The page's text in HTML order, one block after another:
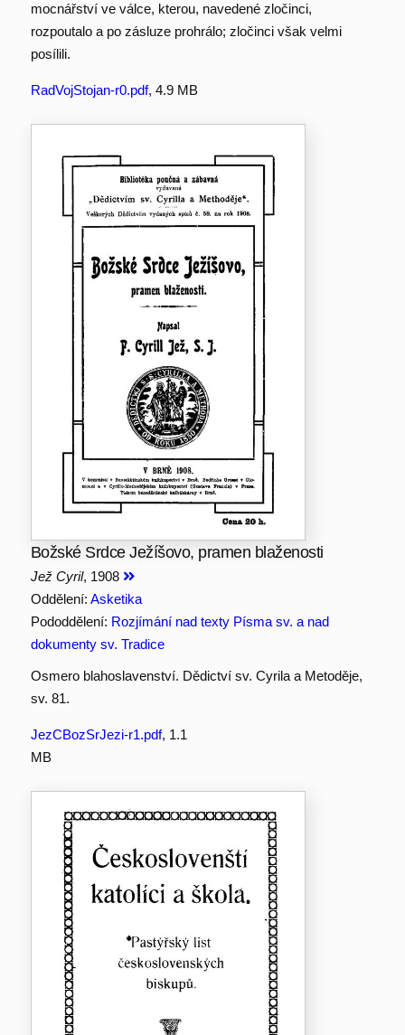
mocnářství ve válce, kterou, navedené zločinci,
rozpoutalo a po zásluze prohrálo; zločinci však velmi
posílili.
RadVojStojan-r0.pdf, 4.9 MB
Božské Srdce Ježíšovo, pramen blaženosti
Jež Cyril, 1908
Oddělení: Asketika
Pododdělení: Rozjímání nad texty Písma sv. a nad
dokumenty sv. Tradice
Osmero blahoslavenství. Dědictví sv. Cyrila a Metoděje,
sv. 81.
JezCBozSrJezi-r1.pdf, 1.1
MB